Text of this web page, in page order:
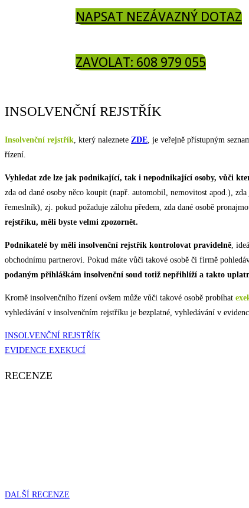
NAPSAT NEZÁVAZNÝ DOTAZ
ZAVOLAT: 608 979 055
INSOLVENČNÍ REJSTŘÍK
Insolvenční rejstřík, který naleznete ZDE, je veřejně přístupným
řízení.
Vyhledat zde lze jak podnikající, tak i nepodnikající osoby, vůči
zda od dané osoby něco koupit (např. automobil, nemovitost apod.),
řemeslník), zj. pokud požaduje zálohu předem, zda dané osobě
rejstříku, měli byste velmi zpozornět.
Podnikatelé by měli insolvenční rejstřík kontrolovat pravidelně,
obchodnímu partnerovi. Pokud máte vůči takové osobě či firmě
podaným přihláškám insolvenční soud totiž nepřihlíží a takto
Kromě insolvenčního řízení ovšem může vůči takové osobě probíhat
vyhledávání v insolvenčním rejstříku je bezplatné, vyhledávání v
INSOLVENČNÍ REJSTŘÍK
EVIDENCE EXEKUCÍ
RECENZE
DALŠÍ RECENZE